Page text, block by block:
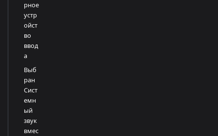
рное
устр
ойст
во
ввод
а
Выб
ран
Сист
емн
ый
звук
вмес